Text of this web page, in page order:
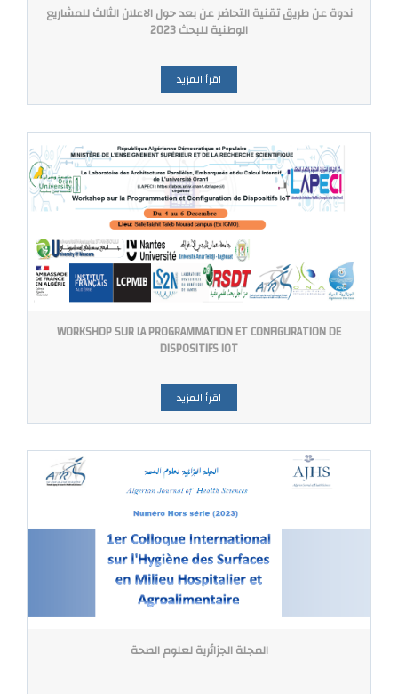
ندوة عن طريق تقنية التحاضر عن بعد حول الاعلان الثالث للمشاريع
الوطنية للبحث 2023
اقرأ المزيد
WORKSHOP SUR LA PROGRAMMATION ET CONFIGURATION DE
DISPOSITIFS IOT
اقرأ المزيد
المجلة الجزائرية لعلوم الصحة